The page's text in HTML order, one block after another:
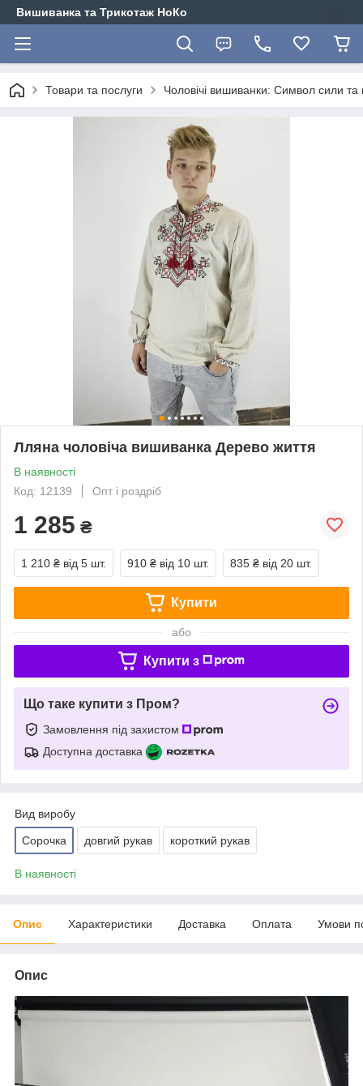
Вишиванка та Трикотаж НоКо
Товари та послуги Чоловічі вишиванки: Символ сили та
Лляна чоловіча вишиванка Дерево життя
В наявності
Код: 12139
Опт і роздріб
1 285 ₴
1 210 ₴ від 5 шт. 910 ₴ від 10 шт. 835 ₴ від 20 шт.
Купити
або
Купити з
Що таке купити з Пром?
Замовлення під захистом
Доступна доставка
Вид виробу
Сорочка довгий рукав короткий рукав
В наявності
Опис Характеристики Доставка Оплата Умови
Опис